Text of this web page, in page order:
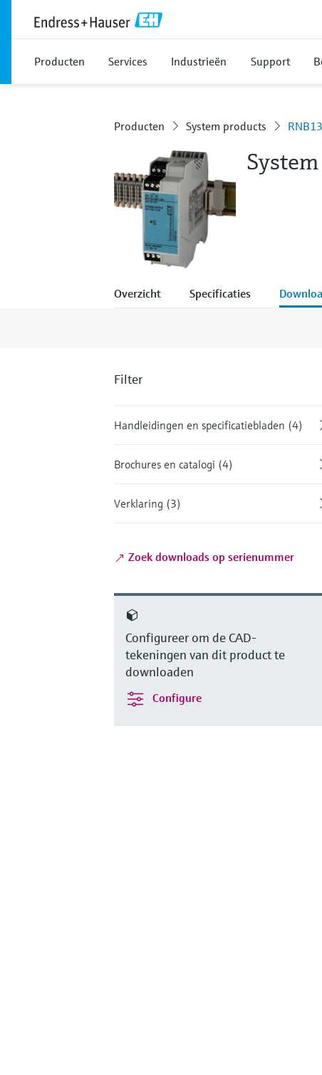
Producten Services Industrieën Support
Producten System products
Overzicht Specificaties
Filter
Handleidingen en specificatiebladen (4)
Brochures en catalogi (4)
Verklaring (3)
Zoek downloads op serienummer
Configureer om de CAD-
tekeningen van dit product te
downloaden
Configure